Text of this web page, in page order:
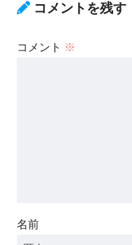
コメントを残す
コメント ※
名前